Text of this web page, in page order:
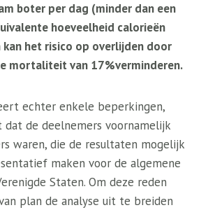
boter per dag (minder dan een
hoeveelheid calorieën
het risico op overlijden door
mortaliteit van 17%verminderen.
echter enkele beperkingen,
de deelnemers voornamelijk
waren, die de resultaten mogelijk
maken voor de algemene
Staten. Om deze reden
plan de analyse uit te breiden